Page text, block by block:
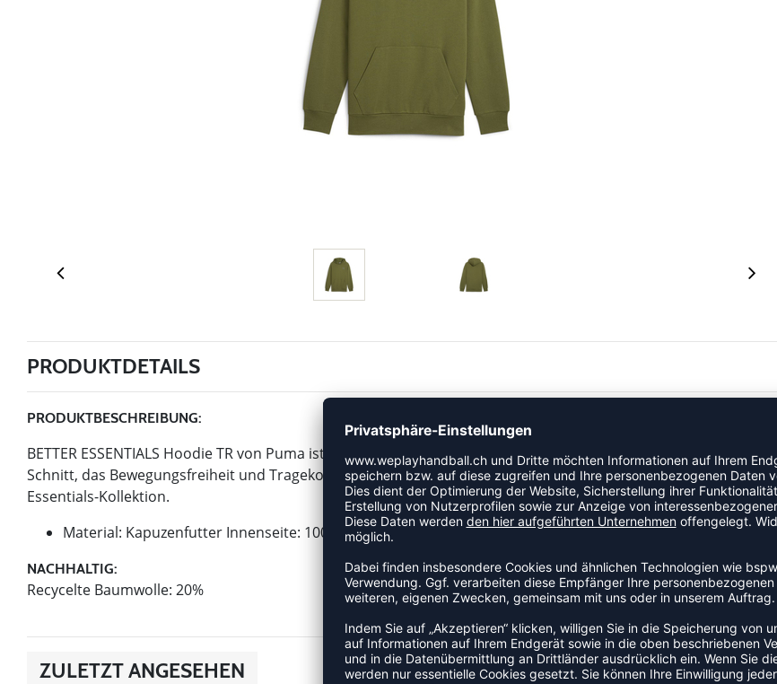
PRODUKTDETAILS
PRODUKTBESCHREIBUNG:
BETTER ESSENTIALS Hoodie TR von Puma ist ein Artikel der Kategorie Hoody. Ein Hoody mit durchdachtem
Schnitt, das Bewegungsfreiheit und Tragekomfort in den Mittelpunkt stellt. Das Modell ist Teil der Puma Better
Essentials-Kollektion.
Material: Kapuzenfutter Innenseite: 100% Baumwolle, Obermaterial: 100% Baumwolle
NACHHALTIG:
Recycelte Baumwolle: 20%
ZULETZT ANGESEHEN